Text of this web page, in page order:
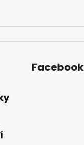
Facebook